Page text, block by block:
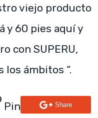
viejo producto
y 60 pies aquí y
con SUPERU,
ámbitos “.
Pin Share